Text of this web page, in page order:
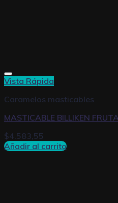
Vista Rápida
Caramelos masticables
MASTICABLE BILLIKEN
$4.583,55
Añadir al carrito